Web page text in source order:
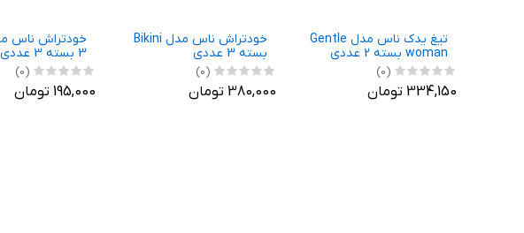
تیغ یدک ناس مدل Gentle
woman بسته 2 عددی
(0)
334,150 تومان
خودتراش ناس مدل Bikini
بسته 3 عددی
(0)
380,000 تومان
خودتراش ناس
3 بسته 3 عددی
(0)
195,000 تومان